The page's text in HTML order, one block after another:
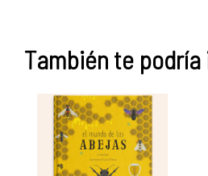
También te